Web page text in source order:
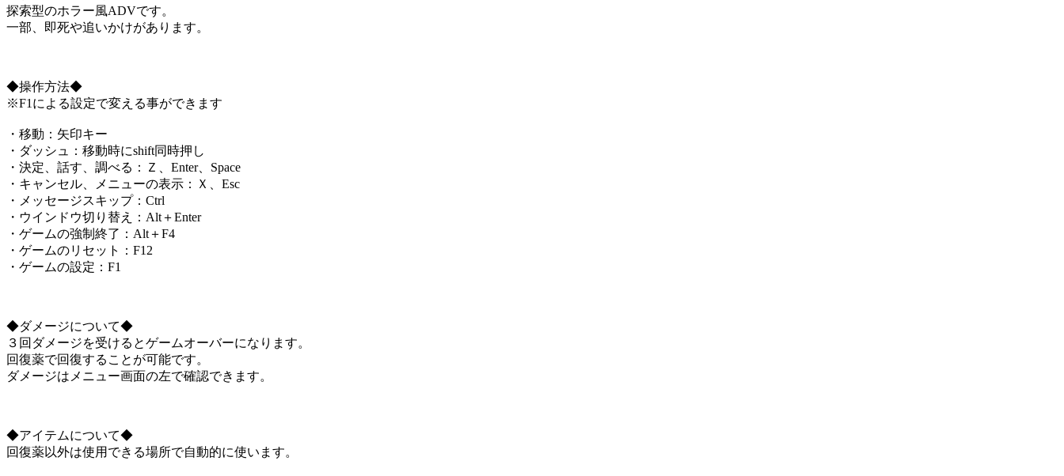
探索型のホラー風ADVです。
一部、即死や追いかけがあります。
◆操作方法◆
※F1による設定で変える事ができます
・移動：矢印キー
・ダッシュ：移動時にshift同時押し
・決定、話す、調べる：Ｚ、Enter、Space
・キャンセル、メニューの表示：Ｘ、Esc
・メッセージスキップ：Ctrl
・ウインドウ切り替え：Alt＋Enter
・ゲームの強制終了：Alt＋F4
・ゲームのリセット：F12
・ゲームの設定：F1
◆ダメージについて◆
３回ダメージを受けるとゲームオーバーになります。
回復薬で回復することが可能です。
ダメージはメニュー画面の左で確認できます。
◆アイテムについて◆
回復薬以外は使用できる場所で自動的に使います。